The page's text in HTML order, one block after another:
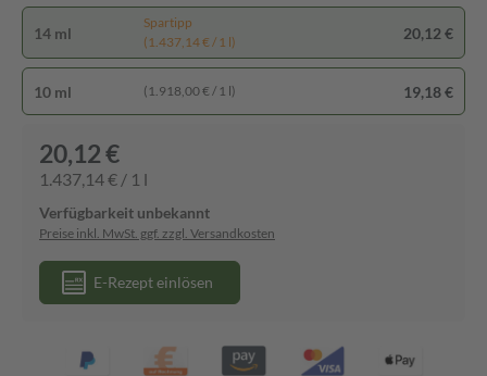
14 ml
Spartipp
(1.437,14 € / 1 l)
20,12 €
10 ml (1.918,00 € / 1 l) 19,18 €
20,12 €
1.437,14 € / 1 l
Verfügbarkeit unbekannt
Preise inkl. MwSt. ggf. zzgl. Versandkosten
E-Rezept einlösen